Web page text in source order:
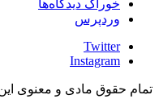
خوراک دیدگاه‌ها
وردپرس
Twitter
Instagram
تمام حقوق مادی و معنوی